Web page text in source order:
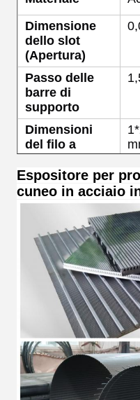
Dimensione
dello slot
(Apertura)
Passo delle
barre di
supporto
Dimensioni
del filo a
Dimensioni
delle barre di
Espositore per
cuneo in acciaio